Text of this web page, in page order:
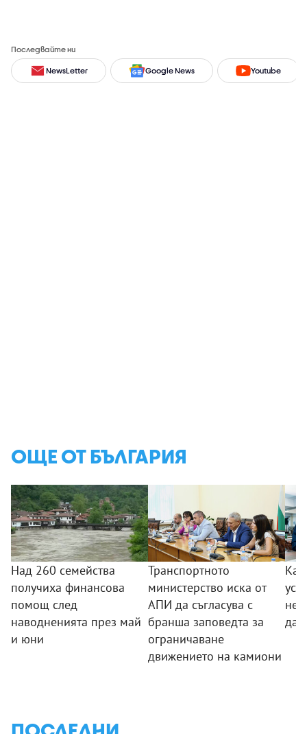
Последвайте ни
NewsLetter Google News Youtube
ОЩЕ ОТ БЪЛГАРИЯ
Над 260 семейства
получиха финансова
помощ след
наводненията през май
и юни
Транспортното
министерство иска от
АПИ да съгласува с
бранша заповедта за
ограничаване
движението на камиони
да